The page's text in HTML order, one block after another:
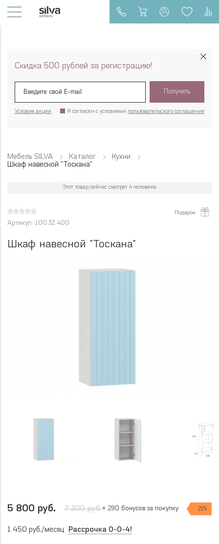
Скидка 500 рублей за регистрацию!
Получить
Я согласен с условиями пользовательского соглашения
Условия акции
Мебель SILVA Каталог
Кухни
Шкаф навесной "Тоскана"
Артикул: 100.32 400
Этот товар сейчас смотрят 4 человека
Шкаф навесной "Тоскана"
5 800 руб. 7 300 руб. 21%
+ 290 бонусов за покупку
1 450 руб./месяц Рассрочка 0-0-4!